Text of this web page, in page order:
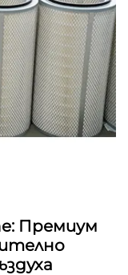
Премиум